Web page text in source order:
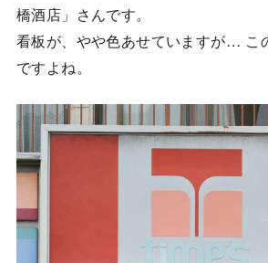
橋酒店」さんです。
看板が、やや色あせていますが… こ
ですよね。